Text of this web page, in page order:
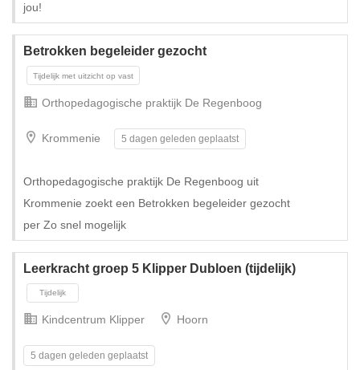
Tijdelijk met uitzicht op vast
jou!
Betrokken begeleider gezocht
Orthopedagogische praktijk De Regenboog
Krommenie 5 dagen geleden geplaatst
Orthopedagogische praktijk De Regenboog uit
Krommenie zoekt een Betrokken begeleider gezocht
per Zo snel mogelijk
Leerkracht groep 5 Klipper Dubloen (tijdelijk)
Kindcentrum Klipper Hoorn
5 dagen geleden geplaatst